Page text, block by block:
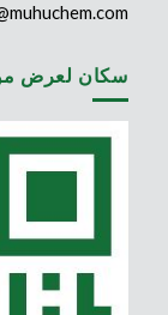
سكان لعرض